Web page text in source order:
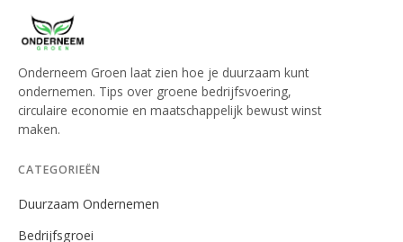
Onderneem Groen laat zien hoe je duurzaam kunt
ondernemen. Tips over groene bedrijfsvoering,
circulaire economie en maatschappelijk bewust winst
maken.
CATEGORIEËN
Duurzaam Ondernemen
Bedrijfsgroei